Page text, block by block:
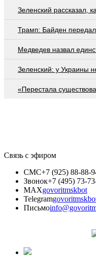
Зеленский рассказал,
Трамп: Байден
Медведев назвал
Зеленский: у Украины
«Перестала
Связь с эфиром
СМС+7 (925) 88-88-
Звонок+7 (495) 73-
MAXgovoritmskbot
Telegram
Письмо